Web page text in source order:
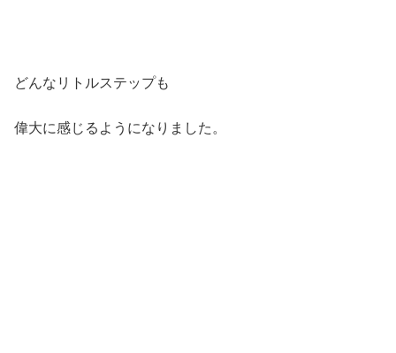
どんなリトルステップも
偉大に感じるようになりました。